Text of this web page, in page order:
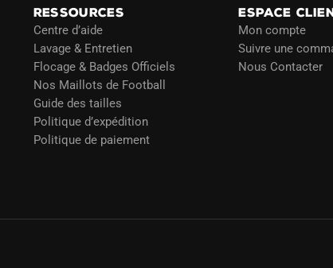
RESSOURCES
Centre d’aide
Lavage & Entretien
Flocage & Badges Officiels
Nos Maillots de Football
Guide des tailles
Politique d’expédition
Politique de paiement
ESPACE
Mon compte
Suivre une
Nous Contacter